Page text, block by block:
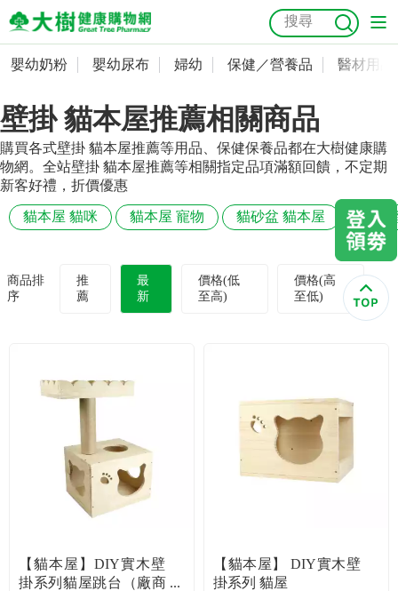
嬰幼奶粉
嬰幼尿布
婦幼
保健／營養品
食品／健康食補
優惠活動
抗菌 尿布 大樹獨家 益生菌 魚油 幼兒米餅
奶瓶奶嘴
會員資料及密碼修改
常用收件人清單
訂單查詢
收藏清單
優惠券查詢
嬰幼奶粉 嬰幼尿布 婦幼 保健／營養品 醫材用品
壁掛 貓本屋推薦相關商品
購買各式壁掛 貓本屋推薦等用品、保健保養品都在大樹健康購
物網。全站壁掛 貓本屋推薦等相關指定品項滿額回饋，不定期
新客好禮，折價優惠
貓本屋 貓咪 貓本屋 寵物 貓砂盆 貓本屋 貓砂
商品排
序
推
薦
最
新
價格(低
至高)
價格(高
至低)
【貓本屋】DIY實木壁
掛系列貓屋跳台（廠商
【貓本屋】 DIY實木壁
掛系列 貓屋